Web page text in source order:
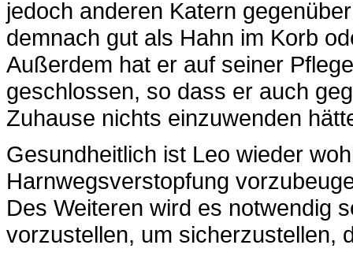
jedoch anderen Katern
demnach gut als Hahn im Korb
Außerdem hat er auf seiner
geschlossen, so dass er auch
Zuhause nichts einzuwenden
Gesundheitlich ist Leo wieder
Harnwegsverstopfung
Des Weiteren wird es notwendig
vorzustellen, um sicherzustellen,